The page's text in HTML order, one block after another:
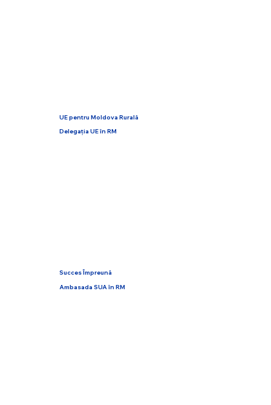
UE pentru Moldova Rurală
Delegația UE în RM
Succes Împreună
Ambasada SUA în RM